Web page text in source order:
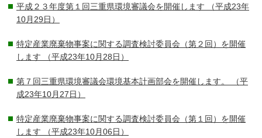
平成２３年度第１回三重県環境審議会を開催します （平成23年
10月29日）
特定産業廃棄物事案に関する調査検討委員会（第２回）を開催
します （平成23年10月28日）
第７回三重県環境審議会環境基本計画部会を開催します。
（平
成23年10月27日）
特定産業廃棄物事案に関する調査検討委員会（第１回）を開催
します （平成23年10月06日）